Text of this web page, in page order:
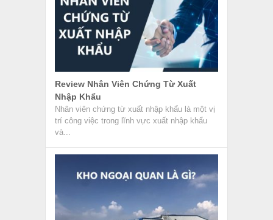
Review Nhân Viên Chứng Từ Xuất
Nhập Khẩu
Nhân viên chứng từ xuất nhập khẩu là một vị
trí công việc trong lĩnh vực xuất nhập khẩu
và...